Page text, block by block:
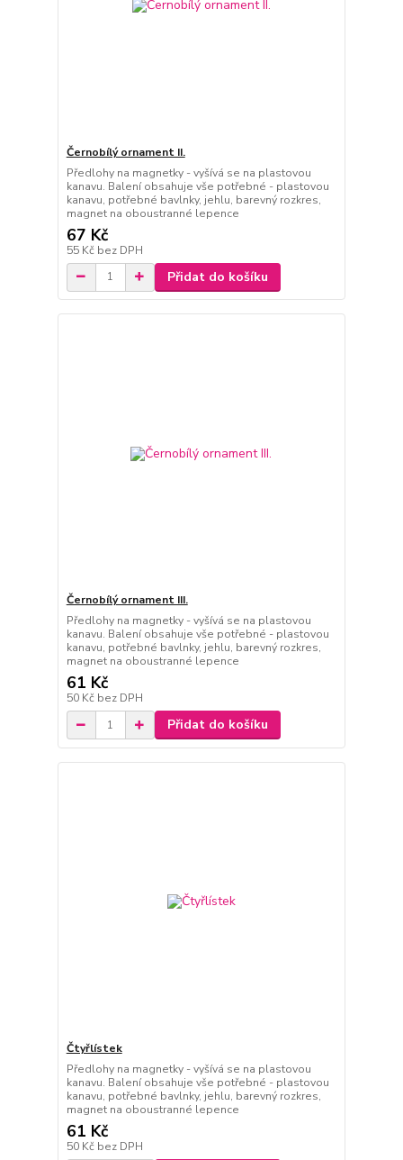
Černobílý ornament II.
Předlohy na magnetky - vyšívá se na plastovou
kanavu. Balení obsahuje vše potřebné - plastovou
kanavu, potřebné bavlnky, jehlu, barevný rozkres,
magnet na oboustranné lepence
67 Kč
55 Kč bez DPH
Přidat do košíku
Černobílý ornament III.
Předlohy na magnetky - vyšívá se na plastovou
kanavu. Balení obsahuje vše potřebné - plastovou
kanavu, potřebné bavlnky, jehlu, barevný rozkres,
magnet na oboustranné lepence
61 Kč
50 Kč bez DPH
Přidat do košíku
Čtyřlístek
Předlohy na magnetky - vyšívá se na plastovou
kanavu. Balení obsahuje vše potřebné - plastovou
kanavu, potřebné bavlnky, jehlu, barevný rozkres,
magnet na oboustranné lepence
61 Kč
50 Kč bez DPH